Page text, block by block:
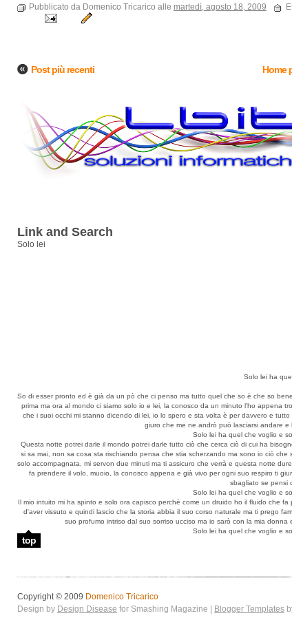
Pubblicato da Domenico Tricarico alle martedì, agosto 18, 2009
Post più recenti Home
Link and Search
Solo lei
Solo lei ha
So di esser pronto ed è già da un pò che ci penso ma tutto quel che so è che so
prima ma ora al mondo ci siamo solo io e lei, la conosco da un minuto l'ho appena
che i suoi occhi mi stanno dicendo di lei, io lo spero e sta volta è per davvero e
giuro che me ne andrò può lasciarsi andare e
Solo lei ha quel che voglio e
Questa notte potrei darle il mondo potrei darle tutto ciò che cerca ciò di cui ha
si sa mai, non sa cosa sta rischiando pensa che stia scherzando ma sono io ciò
solo accompagnata, mi servon due minuti ma ti assicuro che verrà e questa notte
fa prendere il volo, muoio, la conosco appena e già vivo per ogni suo respiro ti
sbagliato se pensi
Solo lei ha quel che voglio e
Il mio intuito mi ha spinto e solo ora capisco perchè come un druido ho il fluido che
d'aver vissuto e quindi lascio che la storia abbia il suo corso naturale ma ti prego
suo profumo intriso dal suo sorriso ucciso ma io sarò con la mia
Solo lei ha quel che voglio e
top
Copyright © 2009 Domenico Tricarico
Design by Design Disease for Smashing Magazine | Blogger Templates